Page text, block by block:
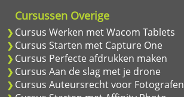
Cursussen Overige
Cursus Werken met Wacom Tablets
Cursus Starten met Capture One
Cursus Perfecte afdrukken maken
Cursus Aan de slag met je drone
Cursus Auteursrecht voor Fotografen